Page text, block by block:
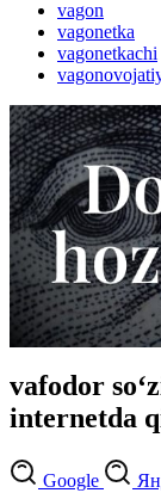
vagon
vagonetka
vagonetkachi
vafodor
internetda
Google